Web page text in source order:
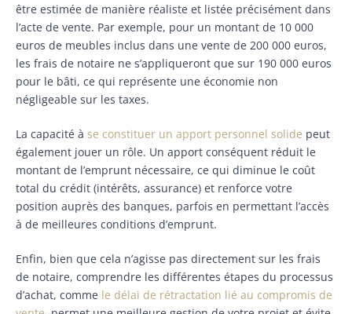
être estimée de manière réaliste et listée précisément dans
l’acte de vente. Par exemple, pour un montant de 10 000
euros de meubles inclus dans une vente de 200 000 euros,
les frais de notaire ne s’appliqueront que sur 190 000 euros
pour le bâti, ce qui représente une économie non
négligeable sur les taxes.
La capacité à se constituer un apport personnel solide peut
également jouer un rôle. Un apport conséquent réduit le
montant de l’emprunt nécessaire, ce qui diminue le coût
total du crédit (intérêts, assurance) et renforce votre
position auprès des banques, parfois en permettant l’accès
à de meilleures conditions d’emprunt.
Enfin, bien que cela n’agisse pas directement sur les frais
de notaire, comprendre les différentes étapes du processus
d’achat, comme le délai de rétractation lié au compromis de